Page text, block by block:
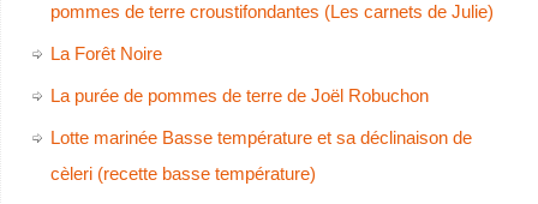
pommes de terre croustifondantes (Les carnets de Julie)
La Forêt Noire
La purée de pommes de terre de Joël Robuchon
Lotte marinée Basse température et sa déclinaison de
cèleri (recette basse température)